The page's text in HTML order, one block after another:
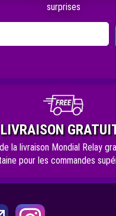
surprises
LIVRAISON
la livraison Mondial Relay
pour les commandes